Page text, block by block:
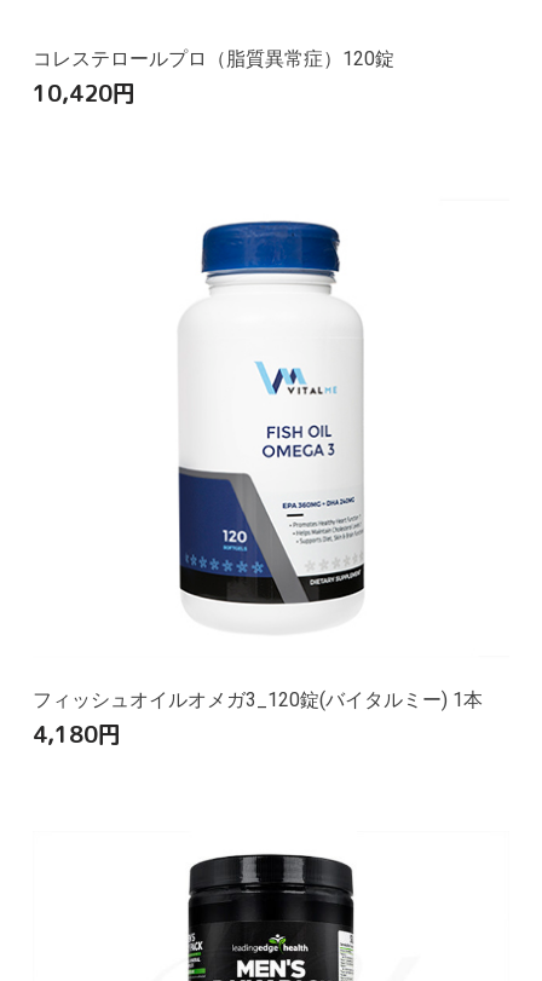
コレステロールプロ（脂質異常症）120錠
10,420円
フィッシュオイルオメガ3_120錠(バイタルミー) 1本
4,180円